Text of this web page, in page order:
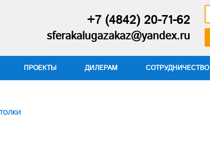
+7 (4842) 20-71-62
sferakalugazakaz@yandex.ru
ПРОЕКТЫ ДИЛЕРАМ СОТРУДНИЧЕСТВО